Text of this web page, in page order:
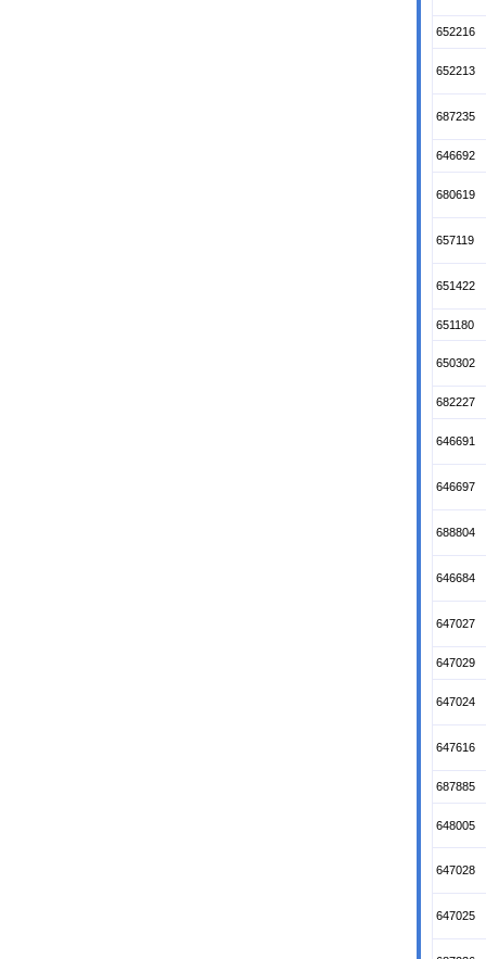
652216
652213
687235
646692
680619
657119
651422
651180
650302
682227
646691
646697
688804
646684
647027
647029
647024
647616
687885
648005
647028
647025